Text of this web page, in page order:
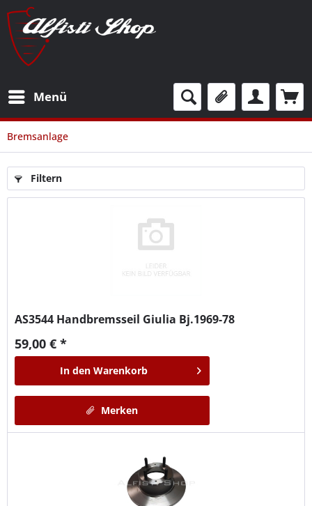
Menü
Bremsanlage
Filtern
AS3544 Handbremsseil Giulia Bj.1969-78
59,00 € *
In den Warenkorb
Merken